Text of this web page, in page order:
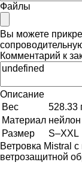
Файлы
Вы можете
Комментарий к
Описание
Вес
528.33
Материал
Размер
S–XXL
Ветровка Mistral
ветрозащитной